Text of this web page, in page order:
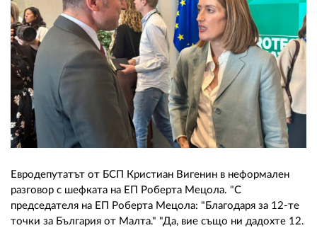
Евродепутатът от БСП Кристиан Вигенин в неформален
разговор с шефката на ЕП Роберта Мецола. "С
председателя на ЕП Роберта Мецола: "Благодаря за 12-те
точки за България от Малта." "Да, вие също ни дадохте 12.